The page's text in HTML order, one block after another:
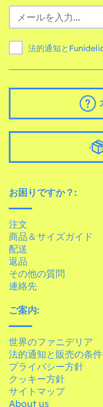
法的通知と
お困りですか？:
注文
商品＆サイズガイド
配送
返品
その他の質問
連絡先
ご案内:
世界のファニデリア
法的通知と販売の条件
プライバシー方針
クッキー方針
サイトマップ
About us